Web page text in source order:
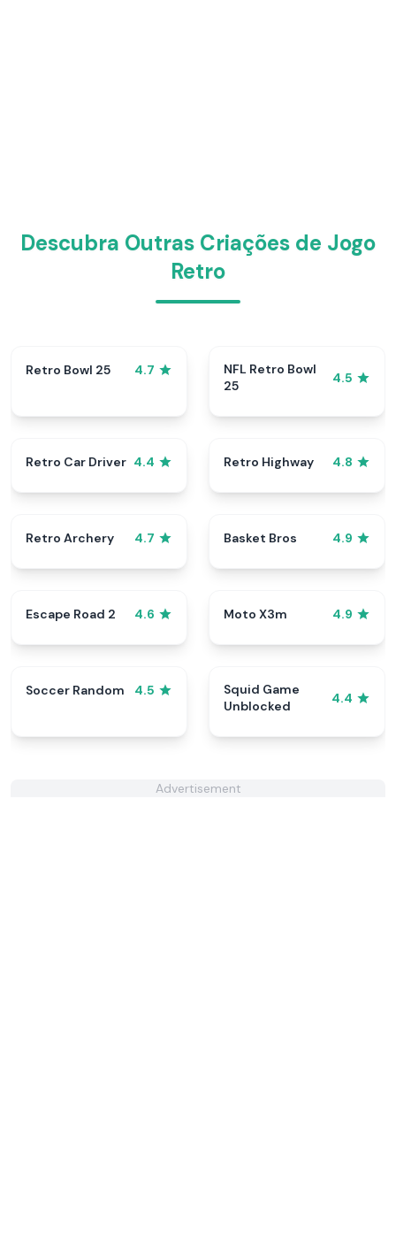
Descubra Outras Criações de Jogo
Retro
Retro Bowl 25 4.7
NFL Retro Bowl
25
4.5
Retro Car Driver 4.4 Retro Highway 4.8
Retro Archery 4.7 Basket Bros 4.9
Escape Road 2 4.6 Moto X3m 4.9
Soccer Random 4.5
Squid Game
Unblocked
4.4
Advertisement